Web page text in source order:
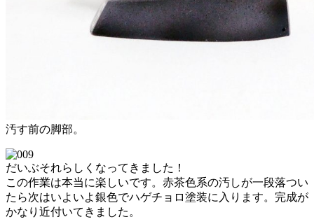
汚す前の脚部。
だいぶそれらしくなってきました！
この作業は本当に楽しいです。赤茶色系の汚しが一段落つい
たら次はいよいよ銀色でハゲチョロ塗装に入ります。完成が
かなり近付いてきました。